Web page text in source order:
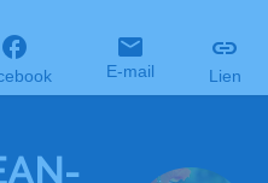
E-mail Lien